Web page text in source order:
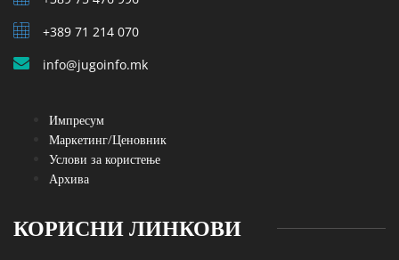
+389 71 214 070
info@jugoinfo.mk
Импресум
Маркетинг/Ценовник
Услови за користење
Архива
КОРИСНИ ЛИНКОВИ